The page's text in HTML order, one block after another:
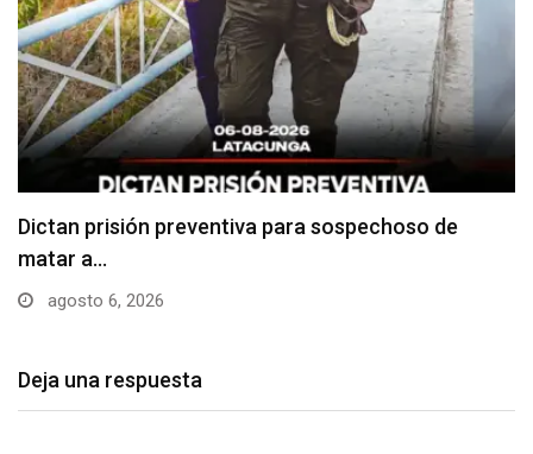
Usuarios madrugan y hacen largas filas para
obtener…
agosto 6, 2026
Deja una respuesta